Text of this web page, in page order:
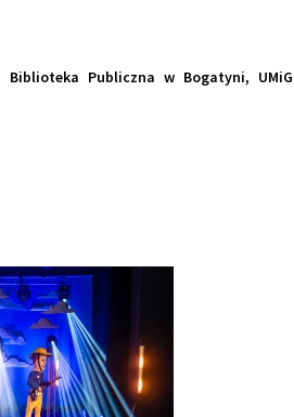
Biblioteka Publiczna w Bogatyni, UMiG